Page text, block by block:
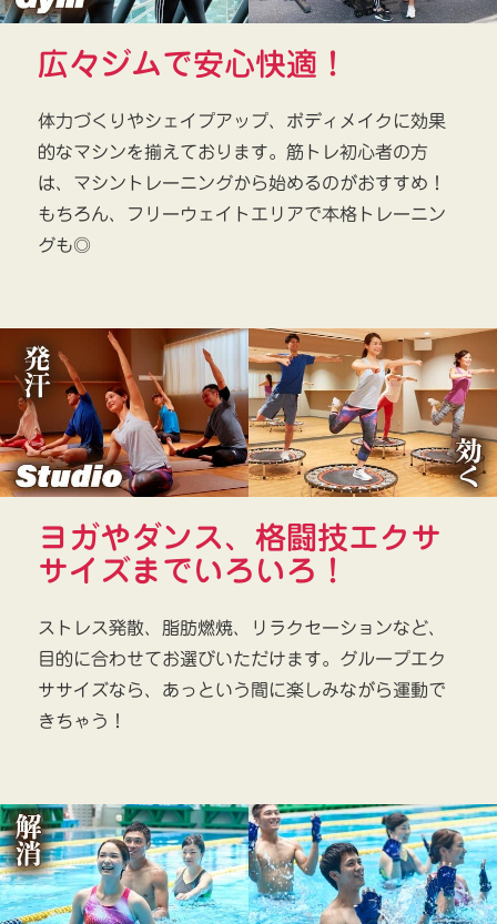
広々ジムで安心快適！
体力づくりやシェイプアップ、ボディメイクに効果
的なマシンを揃えております。筋トレ初心者の方
は、マシントレーニングから始めるのがおすすめ！
もちろん、フリーウェイトエリアで本格トレーニン
グも◎
ヨガやダンス、格闘技エクサ
サイズまでいろいろ！
ストレス発散、脂肪燃焼、リラクセーションなど、
目的に合わせてお選びいただけます。グループエク
ササイズなら、あっという間に楽しみながら運動で
きちゃう！